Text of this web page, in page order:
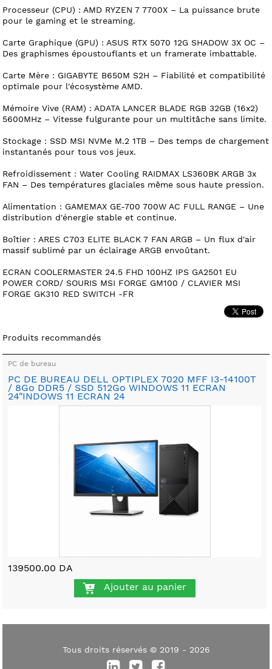
Processeur (CPU) : AMD RYZEN 7 7700X – La puissance brute
pour le gaming et le streaming.
Carte Graphique (GPU) : ASUS RTX 5070 12G SHADOW 3X OC –
Des graphismes époustouflants et un framerate imbattable.
Carte Mère : GIGABYTE B650M S2H – Fiabilité et compatibilité
optimale pour l'écosystème AMD.
Mémoire Vive (RAM) : ADATA LANCER BLADE RGB 32GB (16x2)
5600MHz – Vitesse fulgurante pour un multitâche sans limite.
Stockage : SSD MSI NVMe M.2 1TB – Des temps de chargement
instantanés pour tous vos jeux.
Refroidissement : Water Cooling RAIDMAX LS360BK ARGB 3x
FAN – Des températures glaciales même sous haute pression.
Alimentation : GAMEMAX GE-700 700W AC FULL RANGE – Une
distribution d'énergie stable et continue.
Boîtier : ARES C703 ELITE BLACK 7 FAN ARGB – Un flux d'air
massif sublimé par un éclairage ARGB envoûtant.
ECRAN COOLERMASTER 24.5 FHD 100HZ IPS GA2501 EU
POWER CORD/ SOURIS MSI FORGE GM100 / CLAVIER MSI
FORGE GK310 RED SWITCH -FR
Produits recommandés
PC de bureau
PC DE BUREAU DELL OPTIPLEX 7020 MFF I3-14100T
/ 8Go DDR5 / SSD 512Go WINDOWS 11 ECRAN
24"INDOWS 11 ECRAN 24
139500.00 DA
Ajouter au panier
Tous droits réservés © 2019 - 2026